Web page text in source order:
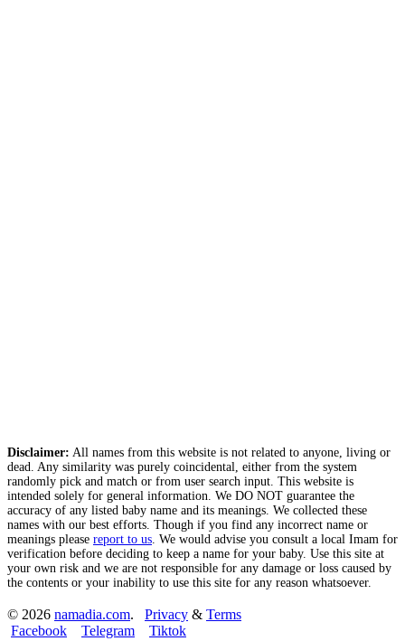
Disclaimer: All names from this website is not related to anyone, living or
dead. Any similarity was purely coincidental, either from the system
randomly pick and match or from user search input. This website is
intended solely for general information. We DO NOT guarantee the
accuracy of any listed baby name and its meanings. We collected these
names with our best efforts. Though if you find any incorrect name or
meanings please report to us. We would advise you consult a local Imam for
verification before deciding to keep a name for your baby. Use this site at
your own risk and we are not responsible for any damage or loss caused by
the contents or your inability to use this site for any reason whatsoever.
© 2026 namadia.com. Privacy & Terms
Facebook
Telegram Tiktok